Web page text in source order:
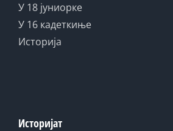
У 18 јуниорке
У 16 кадеткиње
Историја
Историјат